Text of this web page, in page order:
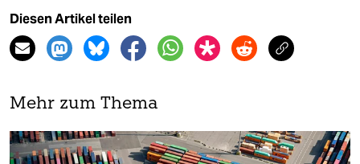
Diesen Artikel teilen
Mehr zum Thema